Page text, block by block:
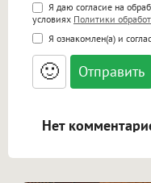
Поддержка
<b>, <strong>,
<small>, <sup>,
<blockquote>,
адреса URL
ссылками, и
Я даю согласие на
условиях Политики
Я ознакомлен(а) и
🙂
Нет